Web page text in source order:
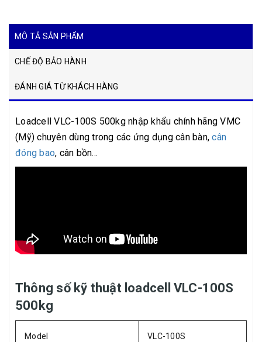
MÔ TẢ SẢN PHẨM
CHẾ ĐỘ BẢO HÀNH
ĐÁNH GIÁ TỪ KHÁCH HÀNG
Loadcell VLC-100S 500kg nhập khẩu chính hãng VMC
(Mỹ) chuyên dùng trong các ứng dụng cân bàn,cân
đóng bao, cân bồn...
Thông số kỹ thuật loadcell VLC-100S
500kg
Model VLC-100S